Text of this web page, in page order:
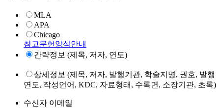
MLA
APA
Chicago
참고문헌양식안내
간략정보 (제목, 저자, 연도)
상세정보 (제목, 저자, 발행기관, 학술지명, 권호, 발행
연도, 작성언어, KDC, 자료형태, 수록면, 소장기관, 초록)
수신자 이메일